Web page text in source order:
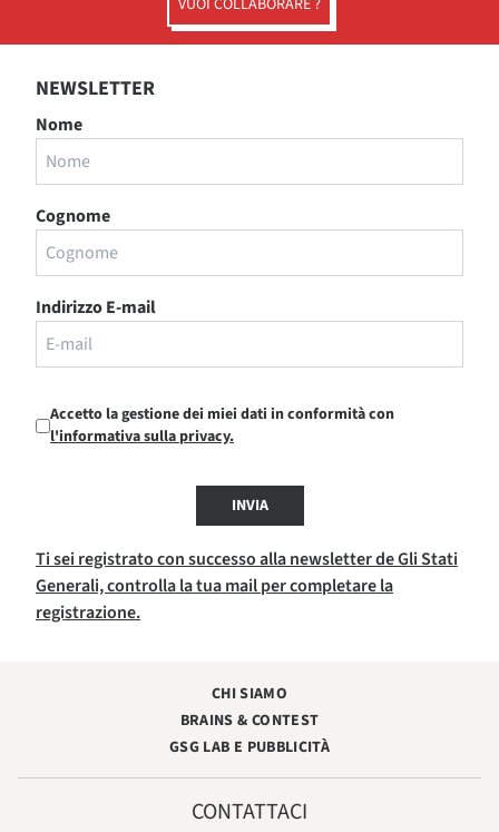
VUOI COLLABORARE ?
NEWSLETTER
Nome
Cognome
Indirizzo E-mail
Accetto la gestione dei miei dati in conformità con
l'informativa sulla privacy.
INVIA
Ti sei registrato con successo alla newsletter de Gli Stati
Generali, controlla la tua mail per completare la
registrazione.
CHI SIAMO
BRAINS & CONTEST
GSG LAB E PUBBLICITÀ
CONTATTACI